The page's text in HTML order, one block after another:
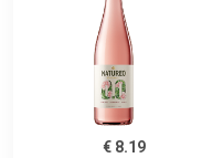
€ 8.19